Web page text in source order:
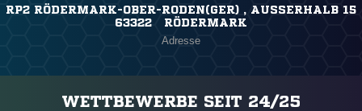
RP2 RÖDERMARK-OBER-RODEN(GER) , AUSSERHALB 15
63322 RÖDERMARK
Adresse
WETTBEWERBE SEIT 24/25